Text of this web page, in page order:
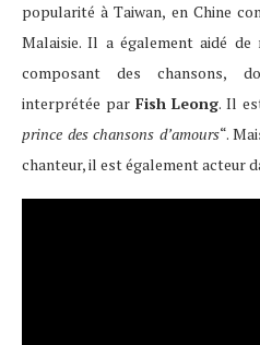
popularité à Taiwan, en Chine
Malaisie. Il a également aidé de
composant des chansons,
interprétée par Fish Leong. Il
prince des chansons d’amours“.
chanteur, il est également acteur